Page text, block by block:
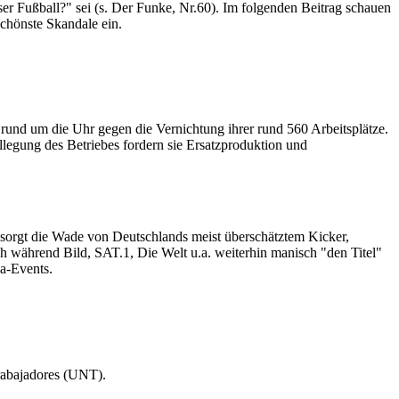
Fußball?" sei (s. Der Funke, Nr.60). Im folgenden Beitrag schauen
Skandale ein.
um die Uhr gegen die Vernichtung ihrer rund 560 Arbeitsplätze.
des Betriebes fordern sie Ersatzproduktion und
die Wade von Deutschlands meist überschätztem Kicker,
während Bild, SAT.1, Die Welt u.a. weiterhin manisch "den Titel"
Events.
(UNT).